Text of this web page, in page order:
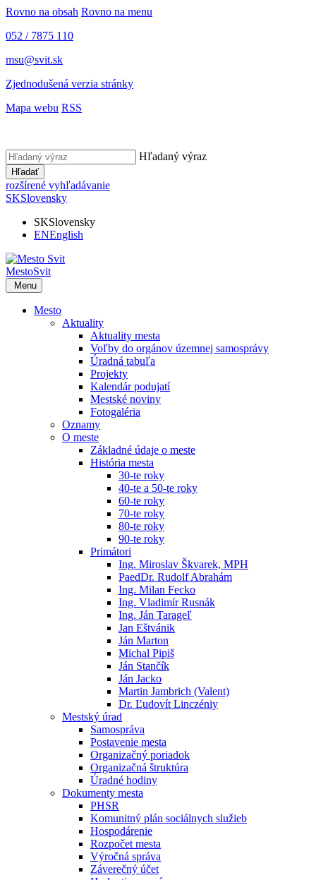
Rovno na obsah Rovno na menu
052 / 7875 110
msu@svit.sk
Zjednodušená verzia stránky
Mapa webu RSS
Hľadaný výraz
Hľadať
rozšírené vyhľadávanie
SKSlovensky
SKSlovensky
ENEnglish
MestoSvit
Menu
Mesto
Aktuality
Aktuality mesta
Voľby do orgánov územnej samosprávy
Úradná tabuľa
Projekty
Kalendár podujatí
Mestské noviny
Fotogaléria
Oznamy
O meste
Základné údaje o meste
História mesta
30-te roky
40-te a 50-te roky
60-te roky
70-te roky
80-te roky
90-te roky
Primátori
Ing. Miroslav Škvarek, MPH
PaedDr. Rudolf Abrahám
Ing. Milan Fecko
Ing. Vladimír Rusnák
Ing. Ján Tarageľ
Jan Eštvánik
Ján Marton
Michal Pipiš
Ján Stančík
Ján Jacko
Martin Jambrich (Valent)
Dr. Ľudovít Linczéniy
Mestský úrad
Samospráva
Postavenie mesta
Organizačný poriadok
Organizačná štruktúra
Úradné hodiny
Dokumenty mesta
PHSR
Komunitný plán sociálnych služieb
Hospodárenie
Rozpočet mesta
Výročná správa
Záverečný účet